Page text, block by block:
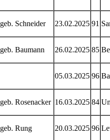
geb. Schneider 23.02.2025 91
geb. Baumann 26.02.2025 85
05.03.2025 96
geb. Rosenacker 16.03.2025 84
geb. Rung 20.03.2025 96